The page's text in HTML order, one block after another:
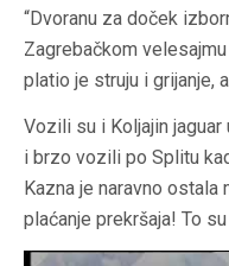
“Dvoranu za doček
Zagrebačkom
platio je struju i grijanje,
Vozili su i Koljajin jaguar
i brzo vozili po Splitu
Kazna je naravno ostala
plaćanje prekršaja! To